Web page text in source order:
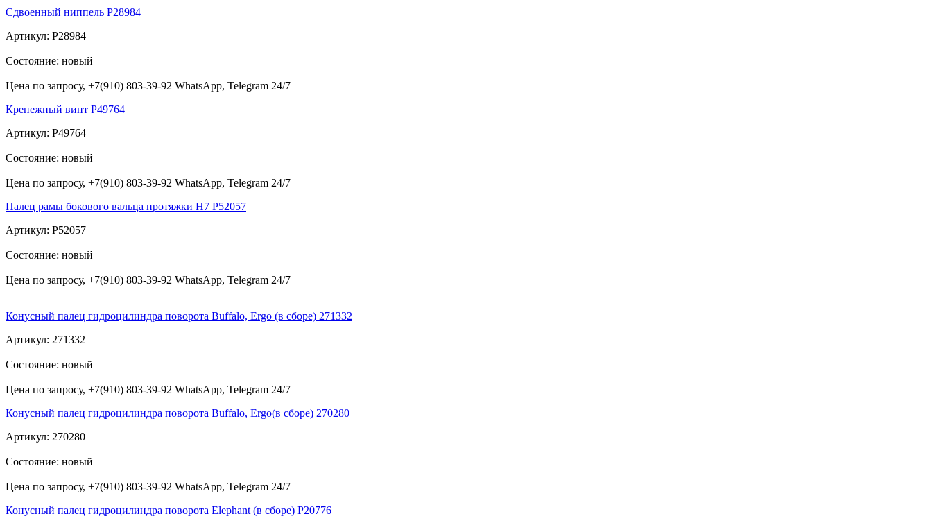
Сдвоенный ниппель P28984
Артикул: P28984
Состояние: новый
Цена по запросу, +7(910) 803-39-92 WhatsApp, Telegram 24/7
Крепежный винт Р49764
Артикул: Р49764
Состояние: новый
Цена по запросу, +7(910) 803-39-92 WhatsApp, Telegram 24/7
Палец рамы бокового вальца протяжки Н7 Р52057
Артикул: P52057
Состояние: новый
Цена по запросу, +7(910) 803-39-92 WhatsApp, Telegram 24/7
Конусный палец гидроцилиндра поворота Buffalo, Ergo (в сборе) 271332
Артикул: 271332
Состояние: новый
Цена по запросу, +7(910) 803-39-92 WhatsApp, Telegram 24/7
Конусный палец гидроцилиндра поворота Buffalo, Ergo(в сборе) 270280
Артикул: 270280
Состояние: новый
Цена по запросу, +7(910) 803-39-92 WhatsApp, Telegram 24/7
Конусный палец гидроцилиндра поворота Elephant (в сборе) P20776